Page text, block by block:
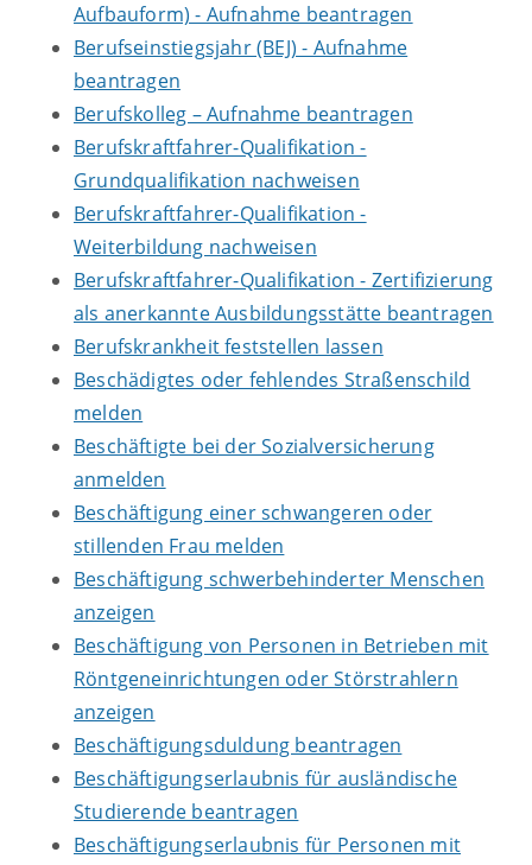
Aufbauform) - Aufnahme beantragen
Berufseinstiegsjahr (BEJ) - Aufnahme
beantragen
Berufskolleg – Aufnahme beantragen
Berufskraftfahrer-Qualifikation -
Grundqualifikation nachweisen
Berufskraftfahrer-Qualifikation -
Weiterbildung nachweisen
Berufskraftfahrer-Qualifikation - Zertifizierung
als anerkannte Ausbildungsstätte beantragen
Berufskrankheit feststellen lassen
Beschädigtes oder fehlendes Straßenschild
melden
Beschäftigte bei der Sozialversicherung
anmelden
Beschäftigung einer schwangeren oder
stillenden Frau melden
Beschäftigung schwerbehinderter Menschen
anzeigen
Beschäftigung von Personen in Betrieben mit
Röntgeneinrichtungen oder Störstrahlern
anzeigen
Beschäftigungsduldung beantragen
Beschäftigungserlaubnis für ausländische
Studierende beantragen
Beschäftigungserlaubnis für Personen mit